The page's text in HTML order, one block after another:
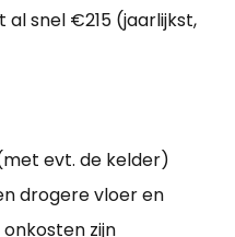
snel €215 (jaarlijkst,
evt. de kelder)
drogere vloer en
zijn